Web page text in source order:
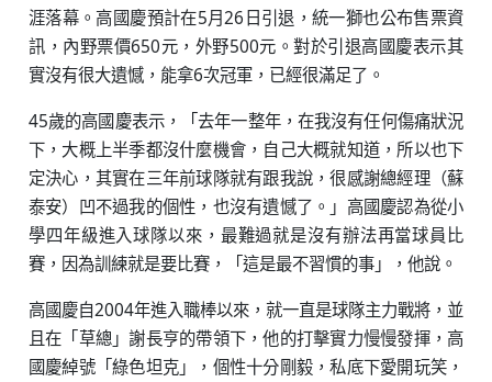
涯落幕。高國慶預計在5月26日引退，統一獅也公布售票資
訊，內野票價650元，外野500元。對於引退高國慶表示其
實沒有很大遺憾，能拿6次冠軍，已經很滿足了。
45歲的高國慶表示，「去年一整年，在我沒有任何傷痛狀況
下，大概上半季都沒什麼機會，自己大概就知道，所以也下
定決心，其實在三年前球隊就有跟我說，很感謝總經理（蘇
泰安）凹不過我的個性，也沒有遺憾了。」高國慶認為從小
學四年級進入球隊以來，最難過就是沒有辦法再當球員比
賽，因為訓練就是要比賽，「這是最不習慣的事」，他說。
高國慶自2004年進入職棒以來，就一直是球隊主力戰將，並
且在「草總」謝長亨的帶領下，他的打擊實力慢慢發揮，高
國慶綽號「綠色坦克」，個性十分剛毅，私底下愛開玩笑，